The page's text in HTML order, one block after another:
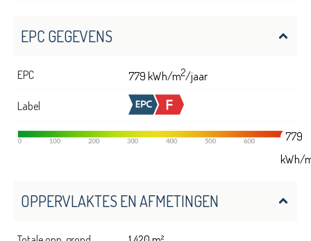
EPC GEGEVENS
EPC 779 kWh/m2/jaar
Label
779
kWh/
OPPERVLAKTES EN AFMETINGEN